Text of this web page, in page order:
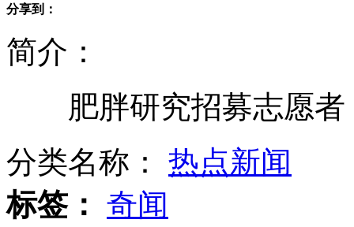
母亲微博称节日最好礼物是儿媳妇
分享到：
简介：
肥胖研究招募志愿者
分类名称： 热点新闻
标签： 奇闻